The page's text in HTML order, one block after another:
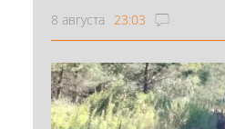
8 августа 23:03